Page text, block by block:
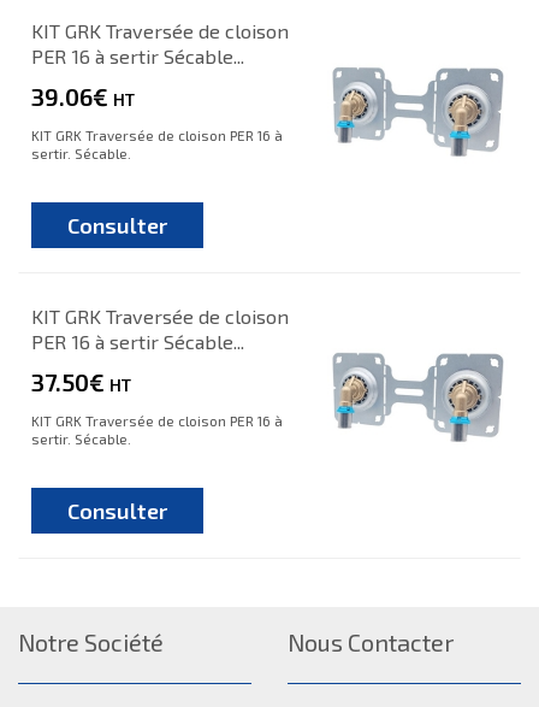
KIT GRK Traversée de cloison
PER 16 à sertir Sécable...
39.06€ HT
KIT GRK Traversée de cloison PER 16 à
sertir. Sécable.
Consulter
KIT GRK Traversée de cloison
PER 16 à sertir Sécable...
37.50€ HT
KIT GRK Traversée de cloison PER 16 à
sertir. Sécable.
Consulter
Notre Société Nous Contacter